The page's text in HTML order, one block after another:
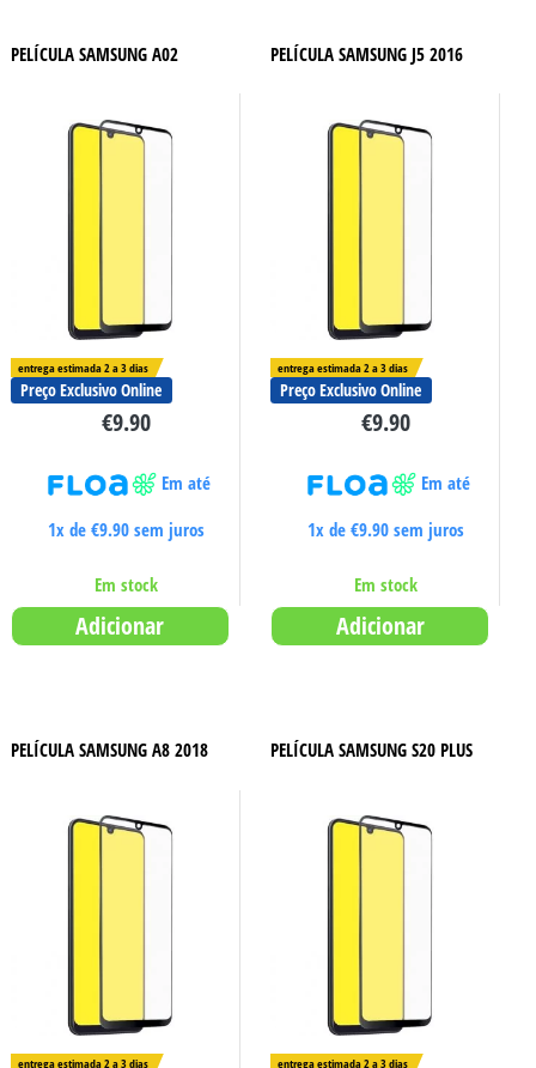
PELÍCULA SAMSUNG A02
entrega estimada 2 a 3 dias
Preço Exclusivo Online
€9.90
Em até
1x de €9.90sem juros
Em stock
Adicionar
PELÍCULA SAMSUNG J5 2016
entrega estimada 2 a 3 dias
Preço Exclusivo Online
€9.90
Em até
1x de€9.90 sem juros
Em stock
Adicionar
PELÍCULA SAMSUNG A8 2018
entrega estimada 2 a 3 dias
PELÍCULA SAMSUNG S20 PLUS
entrega estimada 2 a 3 dias